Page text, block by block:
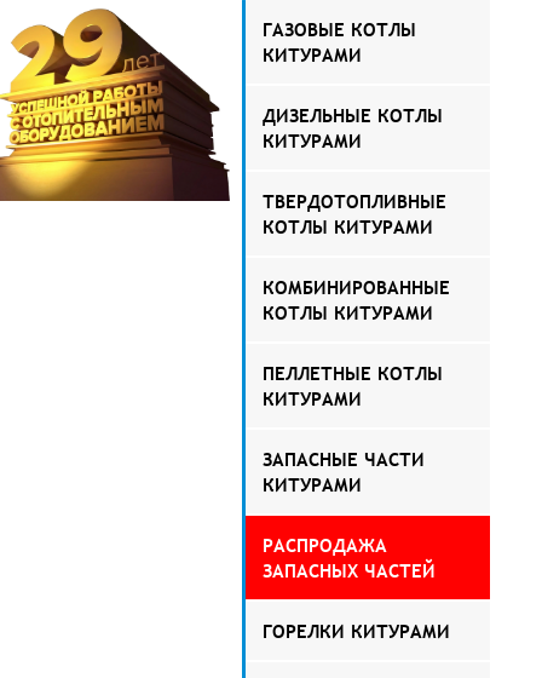
ГАЗОВЫЕ КОТЛЫ
КИТУРАМИ
ДИЗЕЛЬНЫЕ КОТЛЫ
КИТУРАМИ
ТВЕРДОТОПЛИВНЫЕ
КОТЛЫ КИТУРАМИ
КОМБИНИРОВАННЫЕ
КОТЛЫ КИТУРАМИ
ПЕЛЛЕТНЫЕ КОТЛЫ
КИТУРАМИ
ЗАПАСНЫЕ ЧАСТИ
КИТУРАМИ
РАСПРОДАЖА
ЗАПАСНЫХ ЧАСТЕЙ
ГОРЕЛКИ КИТУРАМИ